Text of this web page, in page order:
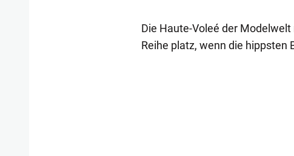
Die Haute-Voleé der
Reihe platz, wenn die hippsten